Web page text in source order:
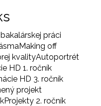
práci
Making off
kvalityAutoportrét
HD 1. ročník
HD 3. ročník
projekt
Projekty 2. ročník